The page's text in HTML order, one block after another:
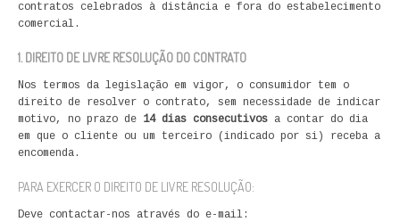
DIVERSOS
QUEM SOMOS
PROMOÇÕES
VER CARRINHO
SITE
contratos celebrados à distância e fora do estabelecimento
comercial.
1. DIREITO DE LIVRE RESOLUÇÃO DO CONTRATO
Nos termos da legislação em vigor, o consumidor tem o
direito de resolver o contrato, sem necessidade de indicar
motivo, no prazo de 14 dias consecutivos a contar do dia
em que o cliente ou um terceiro (indicado por si) receba a
encomenda.
PARA EXERCER O DIREITO DE LIVRE RESOLUÇÃO:
Deve contactar-nos através do e-mail: